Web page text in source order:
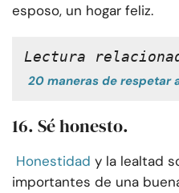
esposo, un hogar feliz.
Lectura
20 maneras de respetar
16. Sé honesto.
Honestidad y la lealtad
importantes de una